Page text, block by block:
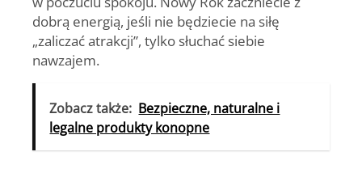
dobrą energią, jeśli nie będziecie na siłę
„zaliczać atrakcji”, tylko słuchać siebie
nawzajem.
Zobacz także: Bezpieczne, naturalne i
legalne produkty konopne